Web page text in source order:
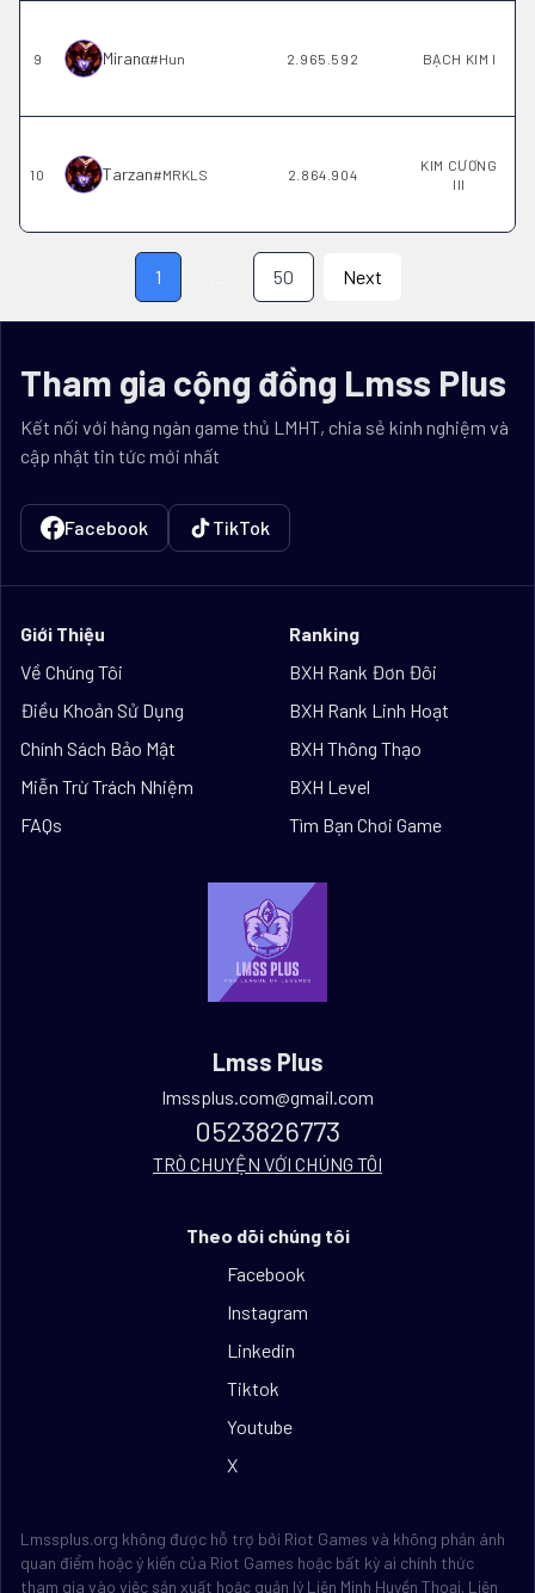
9 Miranα#Hun 2.965.592 BẠCH KIM I
10 Tarzan#MRKLS 2.864.904
KIM CƯƠNG
III
1 50 Next
Tham gia cộng đồng Lmss Plus
Kết nối với hàng ngàn game thủ LMHT, chia sẻ kinh nghiệm và
cập nhật tin tức mới nhất
Facebook TikTok
Giới Thiệu
Về Chúng Tôi
Điều Khoản Sử Dụng
Chính Sách Bảo Mật
Miễn Trừ Trách Nhiệm
FAQs
Ranking
BXH Rank Đơn Đôi
BXH Rank Linh Hoạt
BXH Thông Thạo
BXH Level
Tìm Bạn Chơi Game
Lmss Plus
lmssplus.com@gmail.com
0523826773
TRÒ CHUYỆN VỚI CHÚNG TÔI
Theo dõi chúng tôi
Facebook
Instagram
Linkedin
Tiktok
Youtube
X
Lmssplus.org không được hỗ trợ bởi Riot Games và không phản ánh
quan điểm hoặc ý kiến của Riot Games hoặc bất kỳ ai chính thức
tham gia vào việc sản xuất hoặc quản lý Liên Minh Huyền Thoại. Liên